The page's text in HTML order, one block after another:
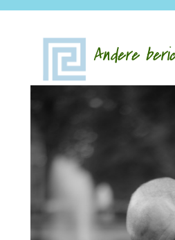
Andere